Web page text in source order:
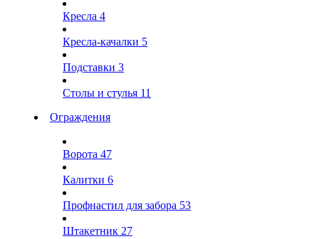
Кресла 4
Кресла-качалки 5
Подставки 3
Столы и стулья 11
Ограждения
Ворота 47
Калитки 6
Профнастил для забора 53
Штакетник 27